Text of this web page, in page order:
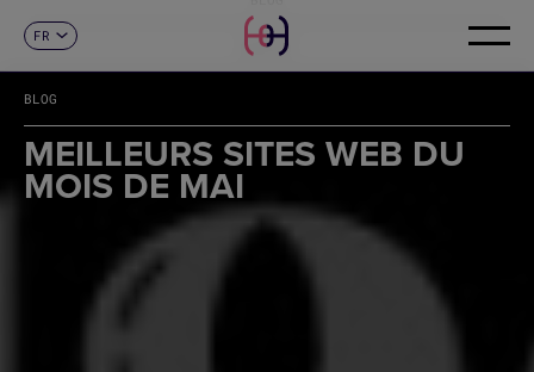
EN
FR
DE
IT
PT
CONTACT
BLOG
MEILLEURS SITES WEB DU
MOIS DE MAI